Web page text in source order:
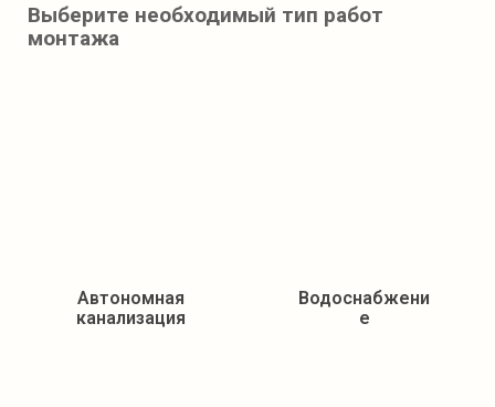
Выберите необходимый тип работ
монтажа
Автономная
канализация
Водоснабжени
е